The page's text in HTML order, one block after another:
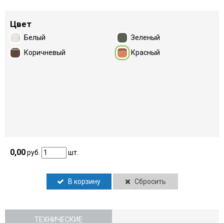
Цвет
Белый
Зеленый
Коричневый
Красный
0,00руб. шт.
В корзину Сбросить
ТЕХНИЧЕСКИЕ